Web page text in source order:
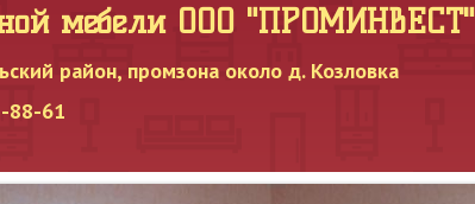
район, промзона около д. Козловка
88-61
мебели OOO "ПРОМИНВЕСТ"